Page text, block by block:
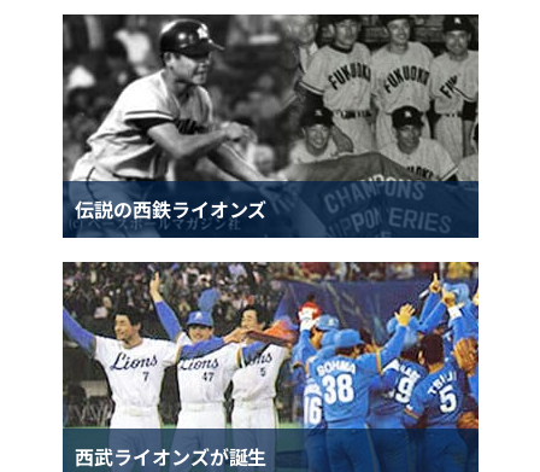
伝説の西鉄ライオンズ
西武ライオンズが誕生